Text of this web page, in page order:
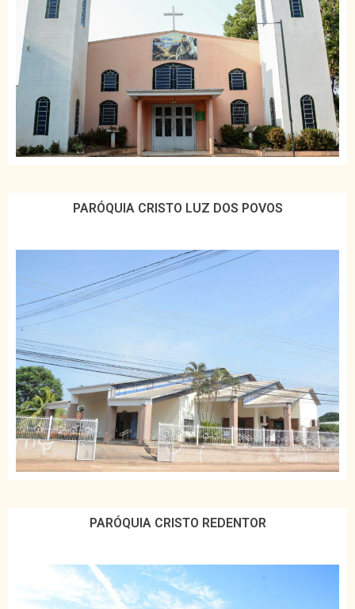
PARÓQUIA CRISTO LUZ DOS POVOS
PARÓQUIA CRISTO REDENTOR